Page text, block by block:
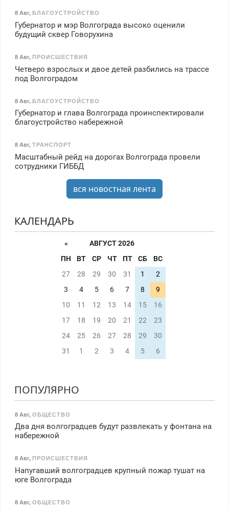
8 Авг, БЛАГОУСТРОЙСТВО
Губернатор и мэр Волгограда высоко оценили
будущий сквер Говорухина
8 Авг, ПРОИСШЕСТВИЯ
Четверо взрослых и двое детей разбились на трассе
под Волгоградом
8 Авг, БЛАГОУСТРОЙСТВО
Губернатор и глава Волгограда проинспектировали
благоустройство набережной
8 Авг, ТРАНСПОРТ
Масштабный рейд на дорогах Волгограда провели
сотрудники ГИББД
вся новостная лента
КАЛЕНДАРЬ
«
АВГУСТ 2026
ПН
ВТ СР ЧТ ПТ СБ
ВС
27
28 29 30 31 1
2
3
4 5 6 7 8
9
10
11 12 13 14 15
16
17
18 19 20 21 22
23
24
25 26 27 28 29
30
31
1 2 3 4 5 6
ПОПУЛЯРНО
8 Авг, ОБЩЕСТВО
Два дня волгоградцев будут развлекать у фонтана на
набережной
8 Авг, ПРОИСШЕСТВИЯ
Напугавший волгоградцев крупный пожар тушат на
юге Волгограда
8 Авг, ОБЩЕСТВО